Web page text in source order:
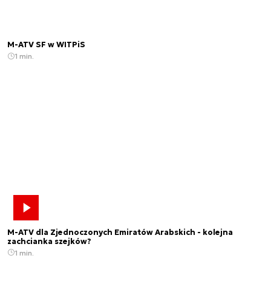
M-ATV SF w WITPiS
1 min.
M-ATV dla Zjednoczonych Emiratów Arabskich - kolejna
zachcianka szejków?
1 min.